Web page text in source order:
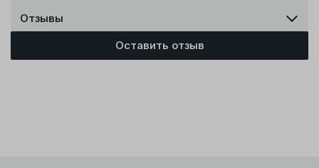
Отзывы
Оставить отзыв